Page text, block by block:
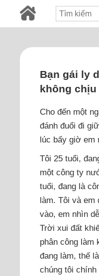
Bạn gái ly
không
Cho đến một
đánh đuổi đi
lúc bấy giờ em
Tôi 25 tuổi,
một công ty
tuổi, đang là
làm. Tôi và em
vào, em nhìn
Trời xui đất
phân công làm
đang làm, thế
chúng tôi